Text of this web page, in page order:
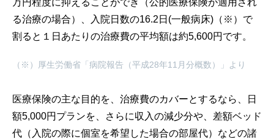
万円程度に抑えることができ（公的医療保険が適用され
る治療の場合）、入院日数の16.2日(一般病床)（※）で
割ると１日あたりの治療費の平均額は約5,600円です。
（※）厚生労働省「病院報告（平成28年11月分概数）」より
医療保険の主な目的を、治療費のカバーとするなら、日
額5,000円プランを、さらに収入の減少分や、差額ベッド
代（入院の際に個室を希望した場合の部屋代）などの諸